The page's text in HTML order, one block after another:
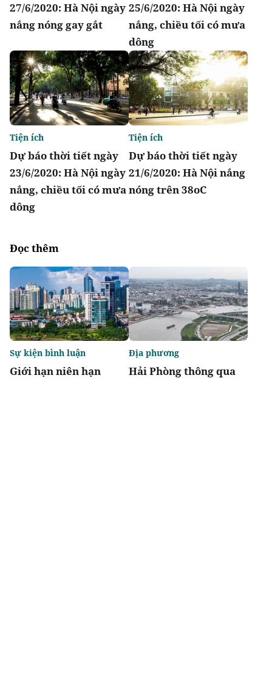
27/6/2020: Hà Nội ngày
nắng nóng gay gắt
25/6/2020: Hà Nội ngày
nắng, chiều tối có mưa
dông
Dự báo thời tiết ngày
23/6/2020: Hà Nội ngày
nắng, chiều tối có mưa
dông
Tiện ích
Dự báo thời tiết ngày
21/6/2020: Hà Nội nắng
nóng trên 38oC
Tiện ích
Đọc thêm
Giới hạn niên hạn
Sự kiện bình luận
Hải Phòng thông qua
Địa phương